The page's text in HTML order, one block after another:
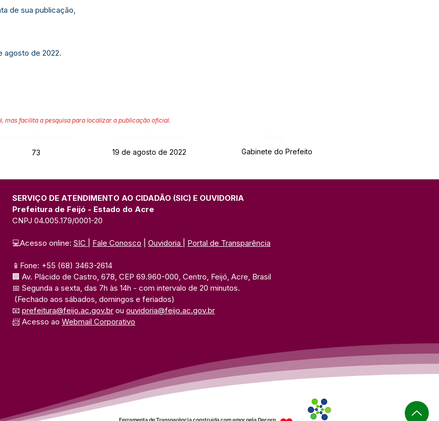
de sua publicação,
agosto de 2022.
mas facilita a pesquisa para localizar a publicação oficial.
73 19 de agosto de 2022 Gabinete do Prefeito
SERVIÇO DE ATENDIMENTO AO CIDADÃO (SIC) E OUVIDORIA
Prefeitura de Feijó - Estado do Acre
CNPJ 04.005.179/0001-20
💻Acesso online: SIC Fale Conosco Ouvidoria Portal de Transparência
📱Fone: +55 (68) 3463-2614
🏢 Av. Plácido de Castro, 678, CEP 69.960-000, Centro, Feijó, Acre, Brasil
📅 Segunda a sexta, das 7h às 14h - com intervalo de 20 minutos.
(Fechado aos sábados, domingos e feriados)
📧 prefeitura@feijo.ac.gov.br ou ouvidoria@feijo.ac.gov.br
📨 Acesso ao Webmail Corporativo
Ferramenta de Transparência construída com amor pela Decorp.